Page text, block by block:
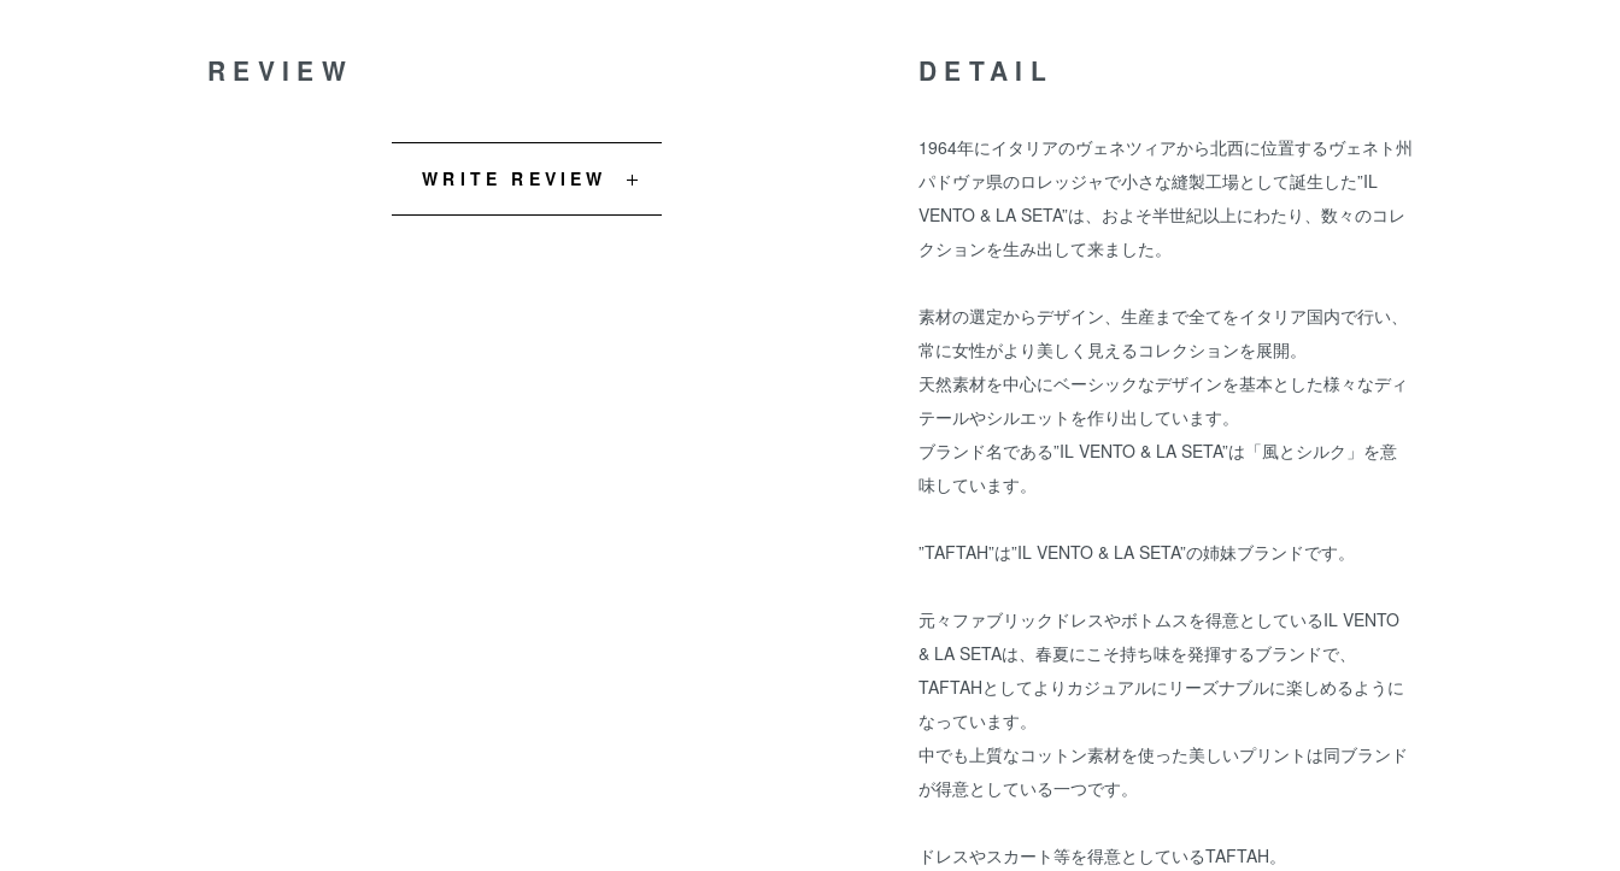
DETAIL
1964年にイタリアのヴェネツィアから北西に位置するヴェネト州
パドヴァ県のロレッジャで小さな縫製工場として誕生した”IL
VENTO & LA SETA”は、およそ半世紀以上にわたり、数々のコレ
クションを生み出して来ました。
素材の選定からデザイン、生産まで全てをイタリア国内で行い、
常に女性がより美しく見えるコレクションを展開。
天然素材を中心にベーシックなデザインを基本とした様々なディ
テールやシルエットを作り出しています。
ブランド名である”IL VENTO & LA SETA”は「風とシルク」を意
味しています。
”TAFTAH”は”IL VENTO & LA SETA”の姉妹ブランドです。
元々ファブリックドレスやボトムスを得意としているIL VENTO
& LA SETAは、春夏にこそ持ち味を発揮するブランドで、
TAFTAHとしてよりカジュアルにリーズナブルに楽しめるように
なっています。
中でも上質なコットン素材を使った美しいプリントは同ブランド
が得意としている一つです。
ドレスやスカート等を得意としているTAFTAH。
REVIEW
WRITE REVIEW